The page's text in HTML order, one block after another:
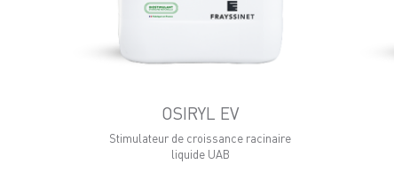
OSIRYL EV
Stimulateur de croissance racinaire
liquide UAB